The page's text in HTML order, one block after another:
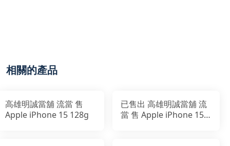
相關的產品
高雄明誠當舖 流當 售
Apple iPhone 15 128g
已售出 高雄明誠當舖 流
當 售 Apple iPhone 15